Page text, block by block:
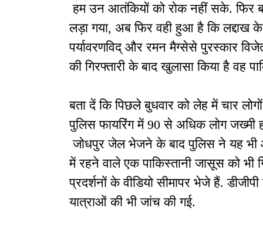
हम उन आतंकियों को रोक नहीं सके. फिर
लड़ा गया, अब फिर वही हुआ है कि लद्दाख के
पर्यावरणविद् और रमन मैग्सेसे पुरस्कार
की गिरफ्तारी के बाद खुलासा किया है वह
बता दें कि पिछले बुधवार को लेह में चार
पुलिस फायरिंग में 90 से अधिक लोग जख्मी
जोधपुर जेल भेजने के बाद पुलिस ने यह भी
में रहने वाले एक पाकिस्तानी जासूस को भी
प्रदर्शनों के वीडियो सीमापर भेजे हैं.
यात्राओं की भी जांच की गई.